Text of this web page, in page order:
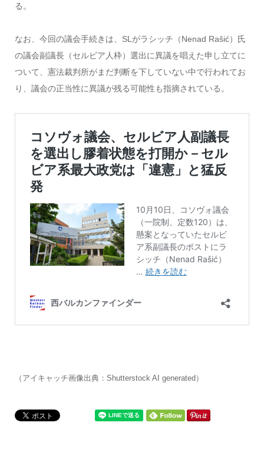
る。
なお、今回の議会手続きは、SLがラシッチ（Nenad Rašić）氏
の議会副議長（セルビア人枠）選出に異議を唱えた申し立てに
ついて、憲法裁判所がまだ判断を下していない中で行われてお
り、議会の正当性に異議が残る可能性も指摘されている。
（アイキャッチ画像出典：Shutterstock AI generated）